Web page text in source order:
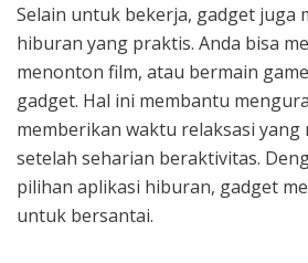
Selain untuk bekerja, gadget juga
hiburan yang praktis. Anda bisa
menonton film, atau bermain
gadget. Hal ini membantu
memberikan waktu relaksasi yang
setelah seharian beraktivitas.
pilihan aplikasi hiburan, gadget
untuk bersantai.